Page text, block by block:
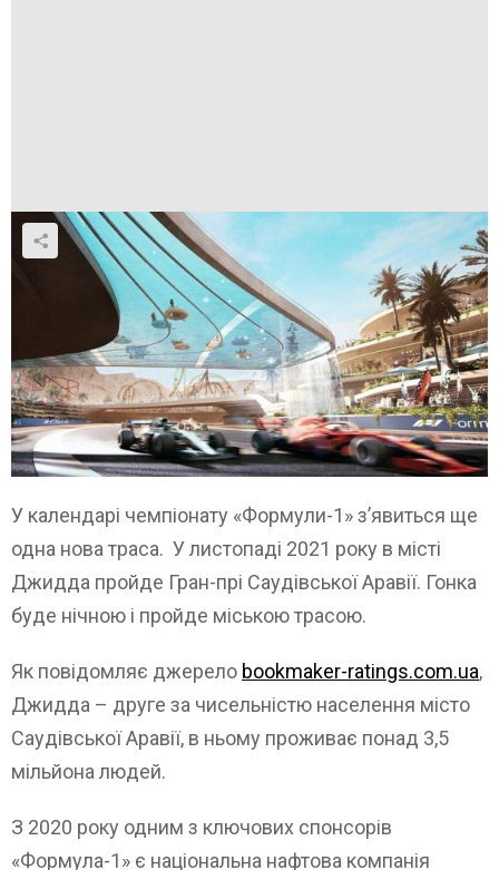
У календарі чемпіонату «Формули-1» з’явиться ще
одна нова траса. У листопаді 2021 року в місті
Джидда пройде Гран-прі Саудівської Аравії. Гонка
буде нічною і пройде міською трасою.
Як повідомляє джерело bookmaker-ratings.com.ua,
Джидда – друге за чисельністю населення місто
Саудівської Аравії, в ньому проживає понад 3,5
мільйона людей.
З 2020 року одним з ключових спонсорів
«Формула-1» є національна нафтова компанія